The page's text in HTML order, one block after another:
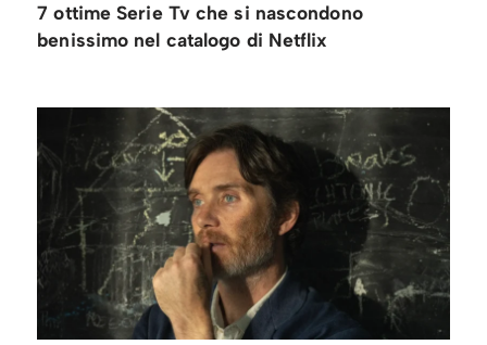
7 ottime Serie Tv che si nascondono
benissimo nel catalogo di Netflix